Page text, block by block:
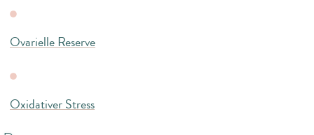
Ovarielle Reserve
Oxidativer Stress